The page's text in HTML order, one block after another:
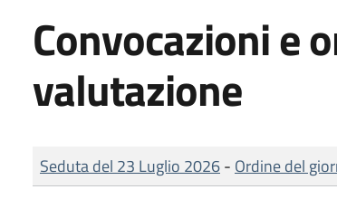
Convocazioni e
valutazione
Seduta del 23 Luglio 2026- Ordine del